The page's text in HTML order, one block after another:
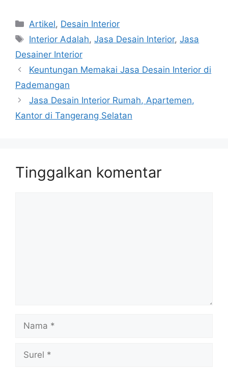
Artikel, Desain Interior
Interior Adalah,Jasa Desain Interior,Jasa
Desainer Interior
Keuntungan Memakai Jasa Desain Interior di
Pademangan
Jasa Desain Interior Rumah, Apartemen,
Kantor di Tangerang Selatan
Tinggalkan komentar